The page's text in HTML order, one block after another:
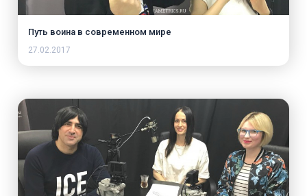
Путь воина в современном мире
27.02.2017